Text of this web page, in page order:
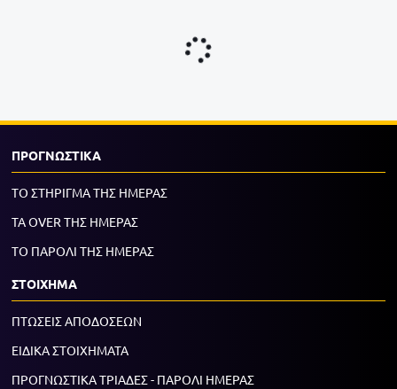
ΠΡΟΓΝΩΣΤΙΚΑ
ΤΟ ΣΤΗΡΙΓΜΑ ΤΗΣ ΗΜΕΡΑΣ
ΤΑ OVER ΤΗΣ ΗΜΕΡΑΣ
ΤΟ ΠΑΡΟΛΙ ΤΗΣ ΗΜΕΡΑΣ
ΣΤΟΙΧΗΜΑ
ΠΤΩΣΕΙΣ ΑΠΟΔΟΣΕΩΝ
ΕΙΔΙΚΑ ΣΤΟΙΧΗΜΑΤΑ
ΠΡΟΓΝΩΣΤΙΚΑ ΤΡΙΑΔΕΣ - ΠΑΡΟΛΙ ΗΜΕΡΑΣ